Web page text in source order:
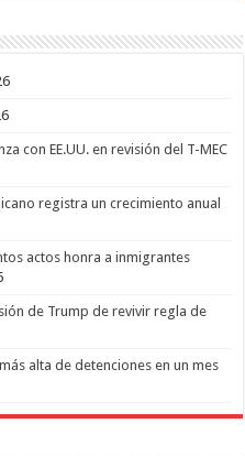
con EE.UU. en revisión del T-MEC
registra un crecimiento anual
actos honra a inmigrantes
de Trump de revivir regla de
alta de detenciones en un mes